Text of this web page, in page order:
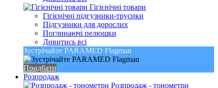
Гігієнічні товари
Гігієнічні підгузники-трусики
Підгузники для дорослих
Поглинаючі пелюшки
Дивитись всі
Зустрічайте PARAMED Flagman
Придбати
Розпродаж
Розпродаж - тонометри